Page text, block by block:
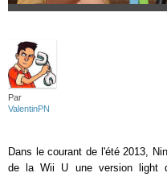
Par
ValentinPN
Dans le courant de l'été 2013,
de la Wii U une version light